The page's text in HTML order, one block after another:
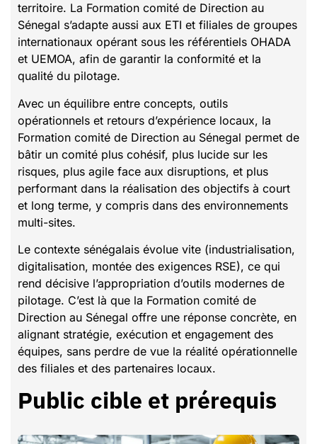
territoire. La Formation comité de Direction au
Sénegal s’adapte aussi aux ETI et filiales de groupes
internationaux opérant sous les référentiels OHADA
et UEMOA, afin de garantir la conformité et la
qualité du pilotage.
Avec un équilibre entre concepts, outils
opérationnels et retours d’expérience locaux, la
Formation comité de Direction au Sénegal permet de
bâtir un comité plus cohésif, plus lucide sur les
risques, plus agile face aux disruptions, et plus
performant dans la réalisation des objectifs à court
et long terme, y compris dans des environnements
multi-sites.
Le contexte sénégalais évolue vite (industrialisation,
digitalisation, montée des exigences RSE), ce qui
rend décisive l’appropriation d’outils modernes de
pilotage. C’est là que la Formation comité de
Direction au Sénegal offre une réponse concrète, en
alignant stratégie, exécution et engagement des
équipes, sans perdre de vue la réalité opérationnelle
des filiales et des partenaires locaux.
Public cible et prérequis